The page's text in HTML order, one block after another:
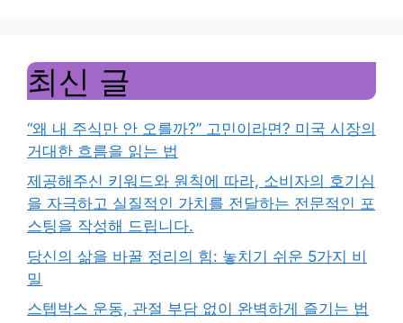
최신 글
“왜 내 주식만 안 오를까?” 고민이라면? 미국 시장의
거대한 흐름을 읽는 법
제공해주신 키워드와 원칙에 따라, 소비자의 호기심
을 자극하고 실질적인 가치를 전달하는 전문적인 포
스팅을 작성해 드립니다.
당신의 삶을 바꿀 정리의 힘: 놓치기 쉬운 5가지 비
밀
스텝박스 운동, 관절 부담 없이 완벽하게 즐기는 법